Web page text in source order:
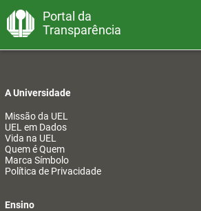
Portal da
Transparência
A Universidade
Missão da UEL
UEL em Dados
Vida na UEL
Quem é Quem
Marca Símbolo
Política de Privacidade
Ensino